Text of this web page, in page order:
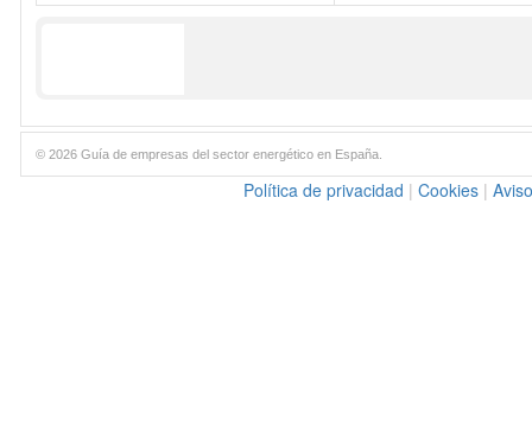
© 2026 Guía de empresas del sector energético en España.
Política de privacidad | Cookies |